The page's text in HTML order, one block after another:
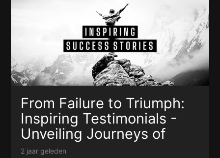
From Failure to Triumph:
Inspiring Testimonials -
Unveiling Journeys of
Resilience and Success
2 jaar geleden